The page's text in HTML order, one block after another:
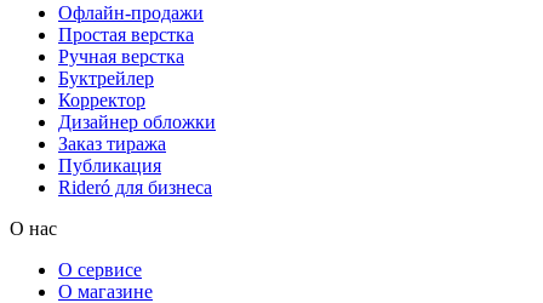
Офлайн-продажи
Простая верстка
Ручная верстка
Буктрейлер
Корректор
Дизайнер обложки
Заказ тиража
Публикация
Rideró для бизнеса
О нас
О сервисе
О магазине